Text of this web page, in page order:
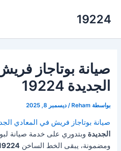
19224
صيانة بوتاجاز
الجديدة 19224
بواسطة Reham
/ديسمبر 8, 2025
صيانة بوتاجاز فريش في المعادي
الجديدة وبتدوري على خدمة صيانة
ومضمونة، يبقى الخط الساخن